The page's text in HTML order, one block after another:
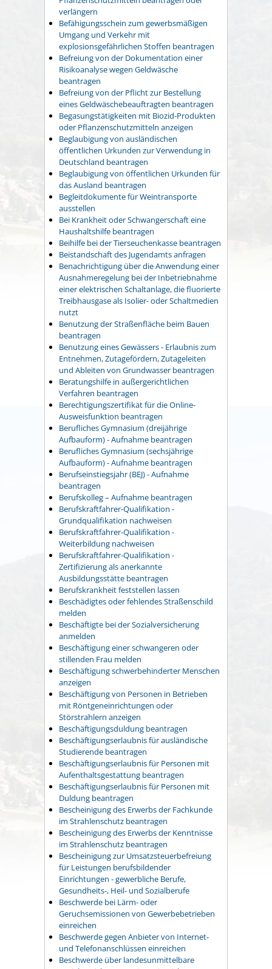
verlängern
Befähigungsschein zum gewerbsmäßigen
Umgang und Verkehr mit
explosionsgefährlichen Stoffen beantragen
Befreiung von der Dokumentation einer
Risikoanalyse wegen Geldwäsche
beantragen
Befreiung von der Pflicht zur Bestellung
eines Geldwäschebeauftragten beantragen
Begasungstätigkeiten mit Biozid-Produkten
oder Pflanzenschutzmitteln anzeigen
Beglaubigung von ausländischen
öffentlichen Urkunden zur Verwendung in
Deutschland beantragen
Beglaubigung von öffentlichen Urkunden für
das Ausland beantragen
Begleitdokumente für Weintransporte
ausstellen
Bei Krankheit oder Schwangerschaft eine
Haushaltshilfe beantragen
Beihilfe bei der Tierseuchenkasse beantragen
Beistandschaft des Jugendamts anfragen
Benachrichtigung über die Anwendung einer
Ausnahmeregelung bei der Inbetriebnahme
einer elektrischen Schaltanlage, die fluorierte
Treibhausgase als Isolier- oder Schaltmedien
nutzt
Benutzung der Straßenfläche beim Bauen
beantragen
Benutzung eines Gewässers - Erlaubnis zum
Entnehmen, Zutagefördern, Zutageleiten
und Ableiten von Grundwasser beantragen
Beratungshilfe in außergerichtlichen
Verfahren beantragen
Berechtigungszertifikat für die Online-
Ausweisfunktion beantragen
Berufliches Gymnasium (dreijährige
Aufbauform) - Aufnahme beantragen
Berufliches Gymnasium (sechsjährige
Aufbauform) - Aufnahme beantragen
Berufseinstiegsjahr (BEJ) - Aufnahme
beantragen
Berufskolleg – Aufnahme beantragen
Berufskraftfahrer-Qualifikation -
Grundqualifikation nachweisen
Berufskraftfahrer-Qualifikation -
Weiterbildung nachweisen
Berufskraftfahrer-Qualifikation -
Zertifizierung als anerkannte
Ausbildungsstätte beantragen
Berufskrankheit feststellen lassen
Beschädigtes oder fehlendes Straßenschild
melden
Beschäftigte bei der Sozialversicherung
anmelden
Beschäftigung einer schwangeren oder
stillenden Frau melden
Beschäftigung schwerbehinderter Menschen
anzeigen
Beschäftigung von Personen in Betrieben
mit Röntgeneinrichtungen oder
Störstrahlern anzeigen
Beschäftigungsduldung beantragen
Beschäftigungserlaubnis für ausländische
Studierende beantragen
Beschäftigungserlaubnis für Personen mit
Aufenthaltsgestattung beantragen
Beschäftigungserlaubnis für Personen mit
Duldung beantragen
Bescheinigung des Erwerbs der Fachkunde
im Strahlenschutz beantragen
Bescheinigung des Erwerbs der Kenntnisse
im Strahlenschutz beantragen
Bescheinigung zur Umsatzsteuerbefreiung
für Leistungen berufsbildender
Einrichtungen - gewerbliche Berufe,
Gesundheits-, Heil- und Sozialberufe
Beschwerde bei Lärm- oder
Geruchsemissionen von Gewerbebetrieben
einreichen
Beschwerde gegen Anbieter von Internet-
und Telefonanschlüssen einreichen
Beschwerde über landesunmittelbare